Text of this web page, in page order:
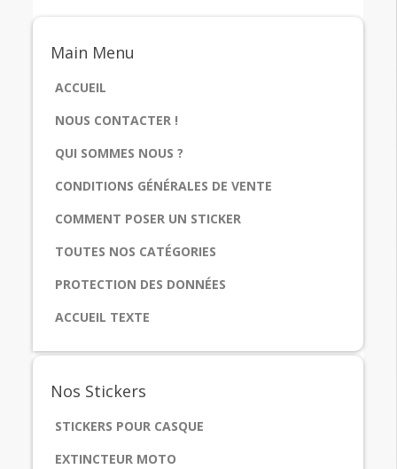
Main Menu
ACCUEIL
NOUS CONTACTER !
QUI SOMMES NOUS ?
CONDITIONS GÉNÉRALES DE VENTE
COMMENT POSER UN STICKER
TOUTES NOS CATÉGORIES
PROTECTION DES DONNÉES
ACCUEIL TEXTE
Nos Stickers
STICKERS POUR CASQUE
EXTINCTEUR MOTO